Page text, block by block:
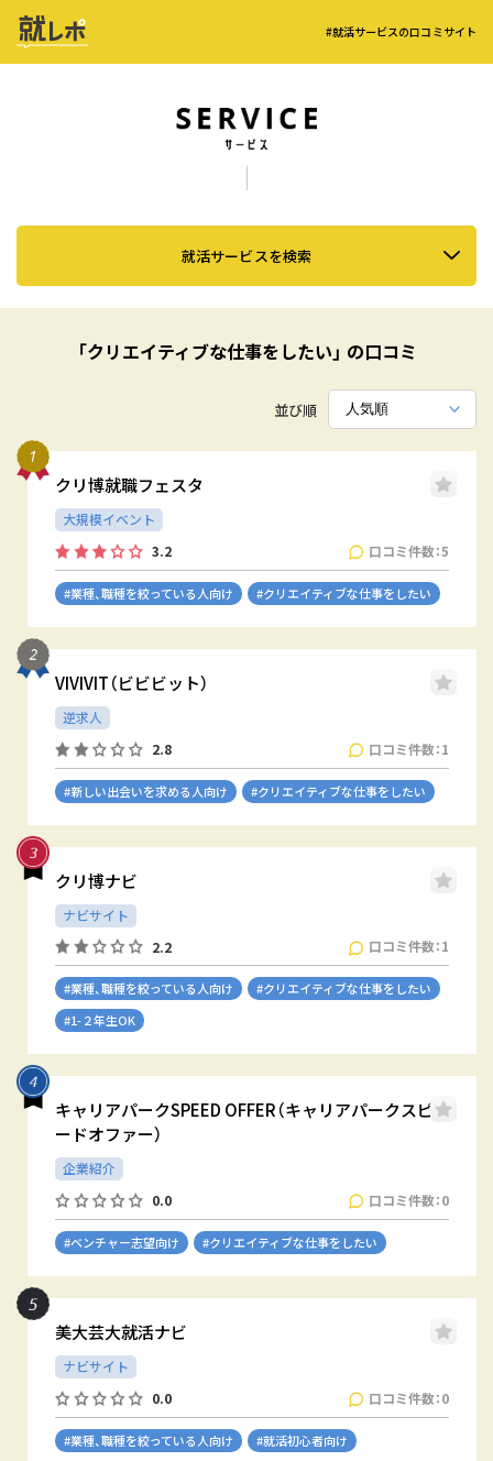
#就活サービスの口コミサイト
就活サービスを検索
「クリエイティブな仕事をしたい」 の口コミ
並び順
クリ博就職フェスタ
大規模イベント
3.2
口コミ件数：5
#業種、職種を絞っている人向け #クリエイティブな仕事をしたい
VIVIVIT（ビビビット）
逆求人
2.8
口コミ件数：1
#新しい出会いを求める人向け #クリエイティブな仕事をしたい
クリ博ナビ
ナビサイト
2.2
口コミ件数：1
#業種、職種を絞っている人向け
#クリエイティブな仕事をしたい
#1-２年生OK
キャリアパークSPEED OFFER（キャリアパークスピ
ードオファー）
企業紹介
0.0
口コミ件数：0
#ベンチャー志望向け #クリエイティブな仕事をしたい
美大芸大就活ナビ
ナビサイト
0.0
口コミ件数：0
#業種、職種を絞っている人向け
#就活初心者向け